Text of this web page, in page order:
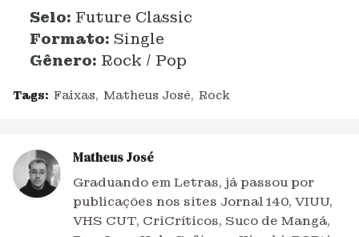
Selo: Future Classic
Formato: Single
Gênero: Rock / Pop
Tags: Faixas Matheus José Rock
Matheus José
Graduando em Letras, já passou por
publicações nos sites Jornal 140, VIUU,
VHS CUT, CriCríticos, Suco de Mangá,